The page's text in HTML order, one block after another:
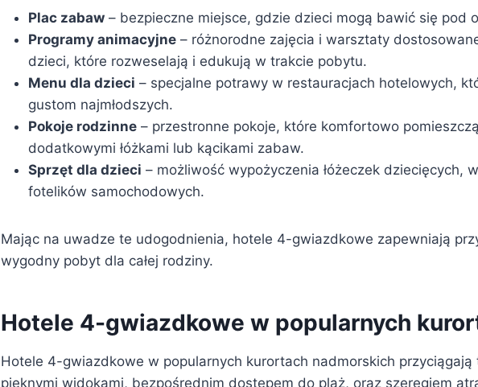
Plac zabaw – bezpieczne miejsce, gdzie dzieci mogą bawić się pod
Programy animacyjne – różnorodne zajęcia i warsztaty
dzieci, które rozweselają i edukują w trakcie pobytu.
Menu dla dzieci – specjalne potrawy w restauracjach hotelowych,
gustom najmłodszych.
Pokoje rodzinne – przestronne pokoje, które komfortowo
dodatkowymi łóżkami lub kącikami zabaw.
Sprzęt dla dzieci – możliwość wypożyczenia łóżeczek dziecięcych,
fotelików samochodowych.
Mając na uwadze te udogodnienia, hotele 4-gwiazdkowe zapewniają
wygodny pobyt dla całej rodziny.
Hotele 4-gwiazdkowe w popularnych
Hotele 4-gwiazdkowe w popularnych kurortach nadmorskich przyciągają
pięknymi widokami, bezpośrednim dostępem do plaż, oraz szeregiem